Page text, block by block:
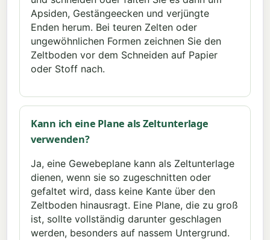
Apsiden, Gestängeecken und verjüngte
Enden herum. Bei teuren Zelten oder
ungewöhnlichen Formen zeichnen Sie den
Zeltboden vor dem Schneiden auf Papier
oder Stoff nach.
Kann ich eine Plane als Zeltunterlage
verwenden?
Ja, eine Gewebeplane kann als Zeltunterlage
dienen, wenn sie so zugeschnitten oder
gefaltet wird, dass keine Kante über den
Zeltboden hinausragt. Eine Plane, die zu groß
ist, sollte vollständig darunter geschlagen
werden, besonders auf nassem Untergrund.